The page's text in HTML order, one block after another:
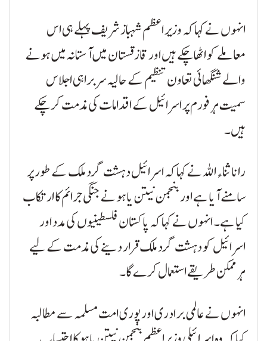
انہوں نے کہا کہ وزیر اعظم شہباز شریف پہلے ہی اس
معاملے کو اٹھا چکے ہیں اور قازقستان میں آستانہ میں ہونے
والے شنگھائی تعاون تنظیم کے حالیہ سربراہی اجلاس
سمیت ہر فورم پر اسرائیل کے اقدامات کی مذمت کر چکے
ہیں۔
رانا ثناء اللہ نے کہا کہ اسرائیل دہشت گرد ملک کے طور پر
سامنے آیا ہے اور بنجمن نیتن یاہو نے جنگی جرائم کا ارتکاب
کیا ہے۔ انہوں نے کہا کہ پاکستان فلسطینیوں کی مدد اور
اسرائیل کو دہشت گرد ملک قرار دینے کی مذمت کے لیے
ہر ممکن طریقے استعمال کرے گا۔
انہوں نے عالمی برادری اور پوری امت مسلمہ سے مطالبہ